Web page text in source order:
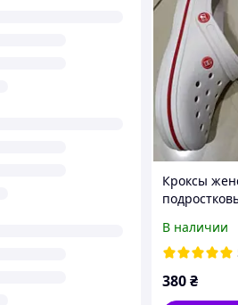
Кроксы
41 размеры.
В наличии
380₴